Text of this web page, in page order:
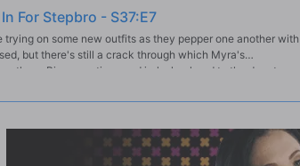
For Stepbro - S37:E7
trying on some new outfits as they pepper one another with
but there's still a crack through which Myra's
them. Bianca notices and jerks her head to the door to
assignment: They talk about how sexy they think he
Jimmy shows up in just a towel and asks Myra if he
They just have to share it in a joint BJ.Bianca gets dibs
and takes him in doggy while she eats out Myra. Scooting